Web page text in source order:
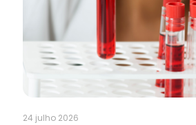
24 julho 2026